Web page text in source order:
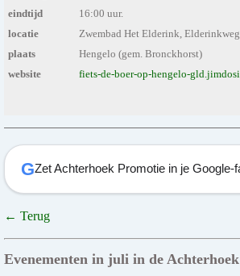
eindtijd
16:00 uur.
locatie
Zwembad Het Elderink, Elderinkweg
plaats
Hengelo (gem. Bronckhorst)
website
fiets-de-boer-op-hengelo-
GZet Achterhoek Promotie in je Google-
← Terug
Evenementen in juli in de